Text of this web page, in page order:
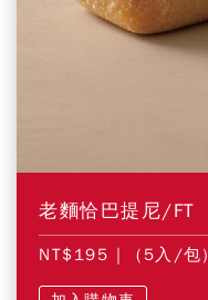
老麵恰巴提尼/FT
NT$195 | (5入/包)